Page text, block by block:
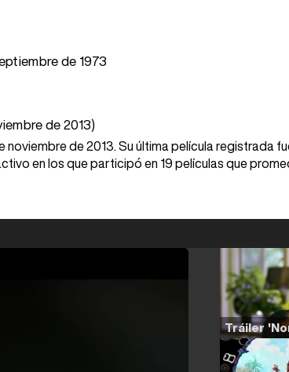
de 1973
de 2013)
noviembre de 2013. Su última película registrada
en los que participó en 19 películas que